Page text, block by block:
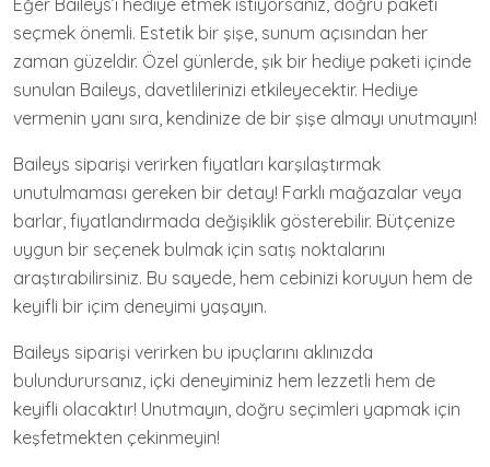
Eğer Baileys’i hediye etmek istiyorsanız, doğru paketi
seçmek önemli. Estetik bir şişe, sunum açısından her
zaman güzeldir. Özel günlerde, şık bir hediye paketi içinde
sunulan Baileys, davetlilerinizi etkileyecektir. Hediye
vermenin yanı sıra, kendinize de bir şişe almayı unutmayın!
Baileys siparişi verirken fiyatları karşılaştırmak
unutulmaması gereken bir detay! Farklı mağazalar veya
barlar, fiyatlandırmada değişiklik gösterebilir. Bütçenize
uygun bir seçenek bulmak için satış noktalarını
araştırabilirsiniz. Bu sayede, hem cebinizi koruyun hem de
keyifli bir içim deneyimi yaşayın.
Baileys siparişi verirken bu ipuçlarını aklınızda
bulundurursanız, içki deneyiminiz hem lezzetli hem de
keyifli olacaktır! Unutmayın, doğru seçimleri yapmak için
keşfetmekten çekinmeyin!